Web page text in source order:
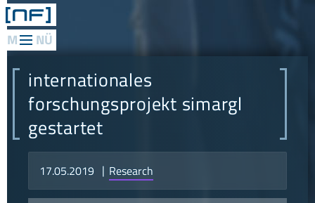
web
applications
mediadesign
network
consulting
internationales
forschungsprojekt simargl
gestartet
17.05.2019 Research